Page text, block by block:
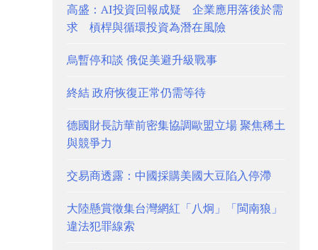
高盛：AI投資回報成疑 企業應用落後於需
求 槓桿與循環投資為潛在風險
烏暫停和談 俄促美避升級戰事
終結 政府恢復正常仍需等待
德國財長訪華前密集協調歐盟立場 聚焦稀土
與競爭力
交易商透露：中國採購美國大豆陷入停滯
大陸懸賞徵集台灣網紅「八炯」「閩南狼」
違法犯罪線索